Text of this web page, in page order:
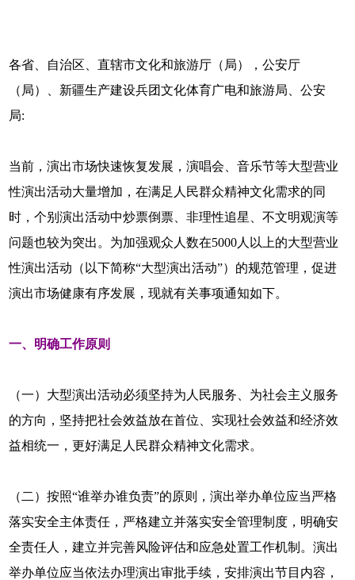
各省、自治区、直辖市文化和旅游厅（局），公安厅
（局）、新疆生产建设兵团文化体育广电和旅游局、公安
局:
当前，演出市场快速恢复发展，演唱会、音乐节等大型营业
性演出活动大量增加，在满足人民群众精神文化需求的同
时，个别演出活动中炒票倒票、非理性追星、不文明观演等
问题也较为突出。为加强观众人数在5000人以上的大型营业
性演出活动（以下简称“大型演出活动”）的规范管理，促进
演出市场健康有序发展，现就有关事项通知如下。
一、明确工作原则
（一）大型演出活动必须坚持为人民服务、为社会主义服务
的方向，坚持把社会效益放在首位、实现社会效益和经济效
益相统一，更好满足人民群众精神文化需求。
（二）按照“谁举办谁负责”的原则，演出举办单位应当严格
落实安全主体责任，严格建立并落实安全管理制度，明确安
全责任人，建立并完善风险评估和应急处置工作机制。演出
举办单位应当依法办理演出审批手续，安排演出节目内容，